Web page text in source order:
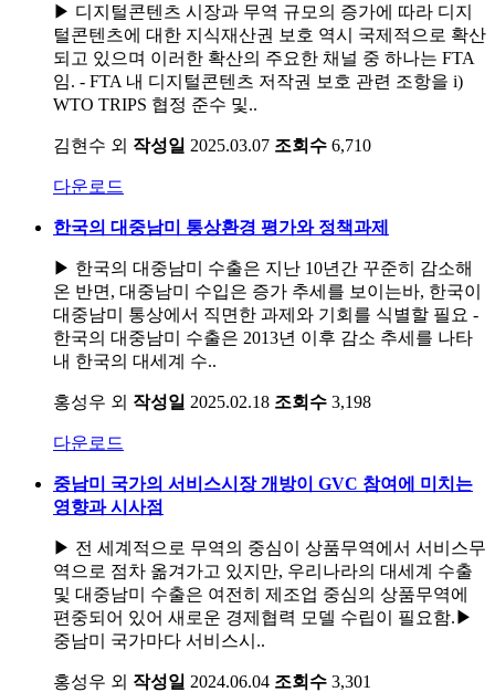
▶ 디지털콘텐츠 시장과 무역 규모의 증가에 따라 디지
털콘텐츠에 대한 지식재산권 보호 역시 국제적으로 확산
되고 있으며 이러한 확산의 주요한 채널 중 하나는 FTA
임. - FTA 내 디지털콘텐츠 저작권 보호 관련 조항을 i)
WTO TRIPS 협정 준수 및..
김현수 외 작성일 2025.03.07 조회수 6,710
다운로드
한국의 대중남미 통상환경 평가와 정책과제
▶ 한국의 대중남미 수출은 지난 10년간 꾸준히 감소해
온 반면, 대중남미 수입은 증가 추세를 보이는바, 한국이
대중남미 통상에서 직면한 과제와 기회를 식별할 필요 -
한국의 대중남미 수출은 2013년 이후 감소 추세를 나타
내 한국의 대세계 수..
홍성우 외 작성일 2025.02.18 조회수 3,198
다운로드
중남미 국가의 서비스시장 개방이 GVC 참여에 미치는
영향과 시사점
▶ 전 세계적으로 무역의 중심이 상품무역에서 서비스무
역으로 점차 옮겨가고 있지만, 우리나라의 대세계 수출
및 대중남미 수출은 여전히 제조업 중심의 상품무역에
편중되어 있어 새로운 경제협력 모델 수립이 필요함.▶
중남미 국가마다 서비스시..
홍성우 외 작성일 2024.06.04 조회수 3,301